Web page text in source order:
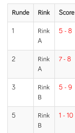
Runde Rink Score
1
Rink
A
5 - 8
2
Rink
A
7 - 8
3
Rink
B
5 - 9
5
Rink
B
1 - 10